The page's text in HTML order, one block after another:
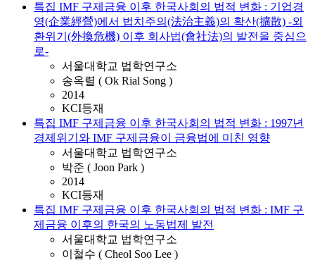
특집 IMF 구제금융 이후 한국사회의 법적 변화 : 기업경
영(企業經營)에서 법치주의(法治主義)의 확산(擴散) -외
환위기(外換危機) 이후 회사법(會社法)의 발전을 중심으
로-
서울대학교 법학연구소
송옥렬 ( Ok Rial Song )
2014
KCI등재
특집 IMF 구제금융 이후 한국사회의 법적 변화 : 1997년
경제위기와 IMF 구제금융이 금융법에 미친 영향
서울대학교 법학연구소
박준 ( Joon Park )
2014
KCI등재
특집 IMF 구제금융 이후 한국사회의 법적 변화 : IMF 구
제금융 이후의 한국의 노동법제 발전
서울대학교 법학연구소
이철수 ( Cheol Soo Lee )